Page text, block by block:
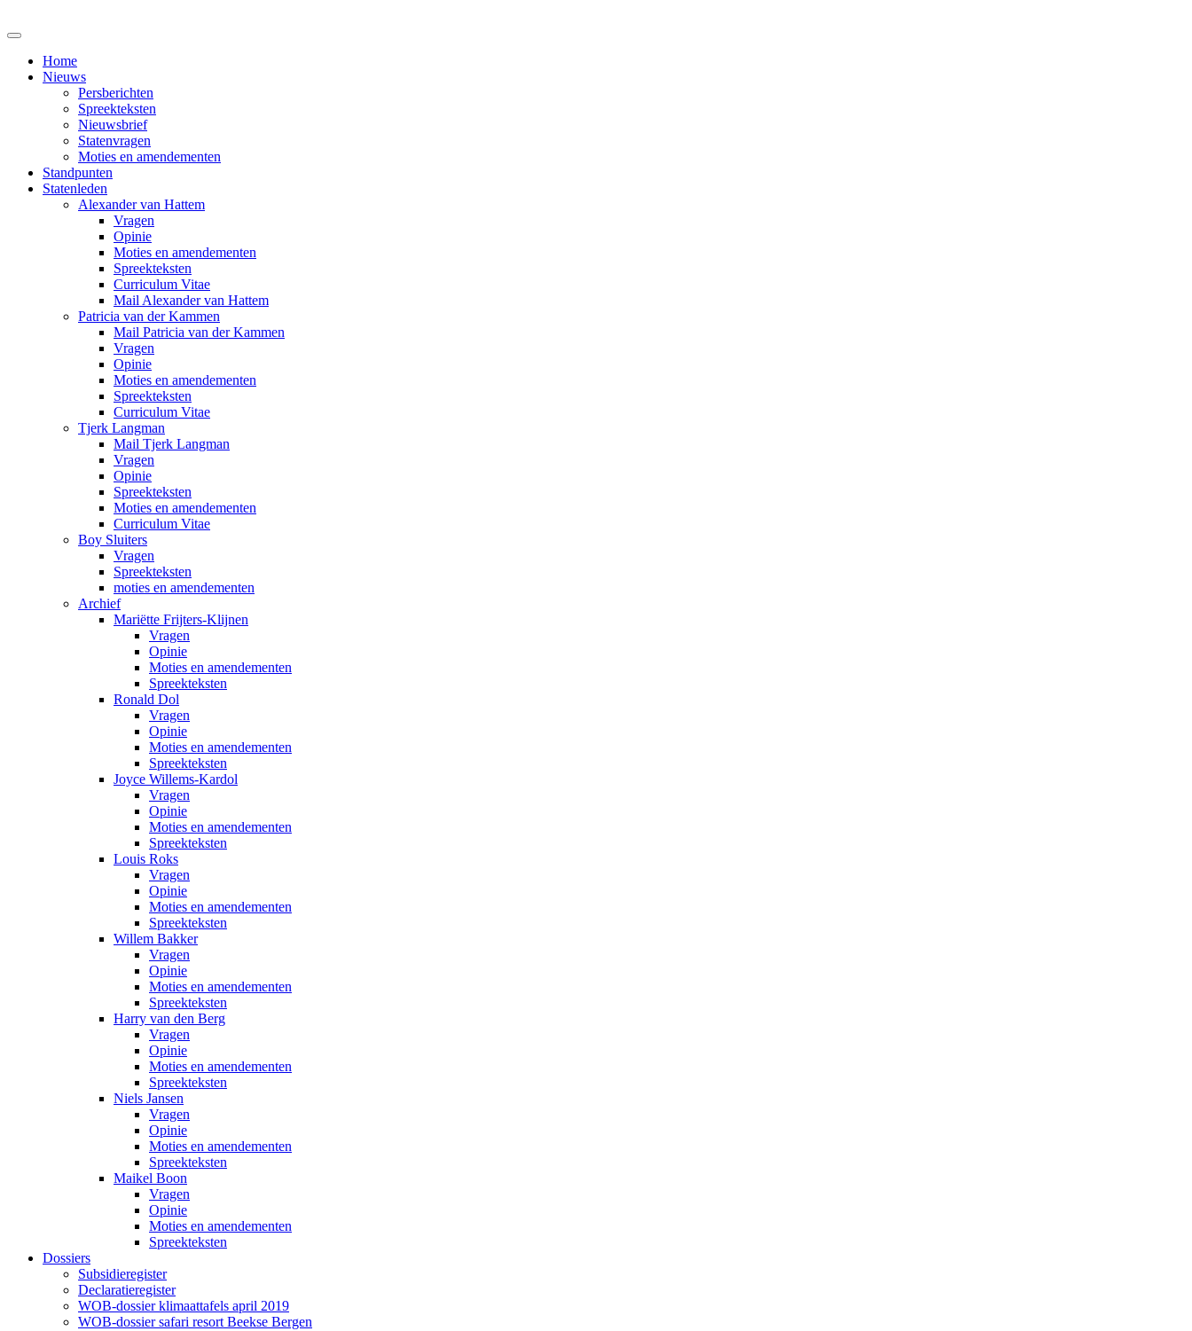
Home
Nieuws
Persberichten
Spreekteksten
Nieuwsbrief
Statenvragen
Moties en amendementen
Standpunten
Statenleden
Alexander van Hattem
Vragen
Opinie
Moties en amendementen
Spreekteksten
Curriculum Vitae
Mail Alexander van Hattem
Patricia van der Kammen
Mail Patricia van der Kammen
Vragen
Opinie
Moties en amendementen
Spreekteksten
Curriculum Vitae
Tjerk Langman
Mail Tjerk Langman
Vragen
Opinie
Spreekteksten
Moties en amendementen
Curriculum Vitae
Boy Sluiters
Vragen
Spreekteksten
moties en amendementen
Archief
Mariëtte Frijters-Klijnen
Vragen
Opinie
Moties en amendementen
Spreekteksten
Ronald Dol
Vragen
Opinie
Moties en amendementen
Spreekteksten
Joyce Willems-Kardol
Vragen
Opinie
Moties en amendementen
Spreekteksten
Louis Roks
Vragen
Opinie
Moties en amendementen
Spreekteksten
Willem Bakker
Vragen
Opinie
Moties en amendementen
Spreekteksten
Harry van den Berg
Vragen
Opinie
Moties en amendementen
Spreekteksten
Niels Jansen
Vragen
Opinie
Moties en amendementen
Spreekteksten
Maikel Boon
Vragen
Opinie
Moties en amendementen
Spreekteksten
Dossiers
Subsidieregister
Declaratieregister
WOB-dossier klimaattafels april 2019
WOB-dossier safari resort Beekse Bergen